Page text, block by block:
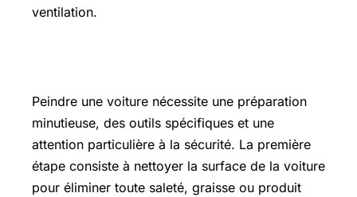
ventilation.
Peindre une voiture nécessite une préparation
minutieuse, des outils spécifiques et une
attention particulière à la sécurité. La première
étape consiste à nettoyer la surface de la voiture
pour éliminer toute saleté, graisse ou produit